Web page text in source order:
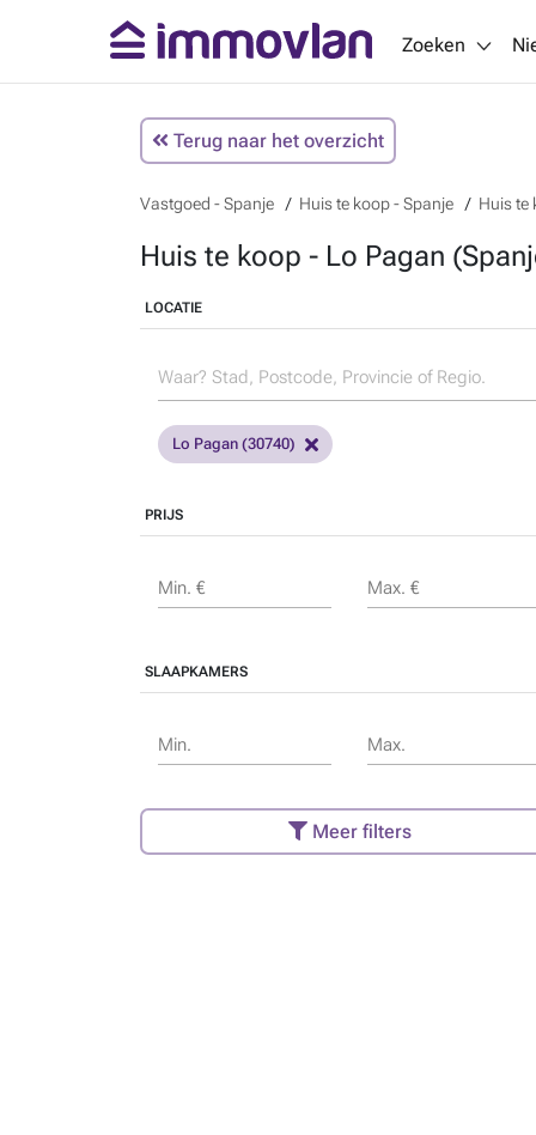
Zoeken
Terug naar het overzicht
Vastgoed - Spanje Huis te koop - Spanje Huis te
Huis te koop - Lo Pagan
LOCATIE
Lo Pagan (30740)
PRIJS
Min. € Max. €
SLAAPKAMERS
Min. Max.
Meer filters